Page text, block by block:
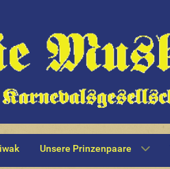
Unsere Prinzenpaare